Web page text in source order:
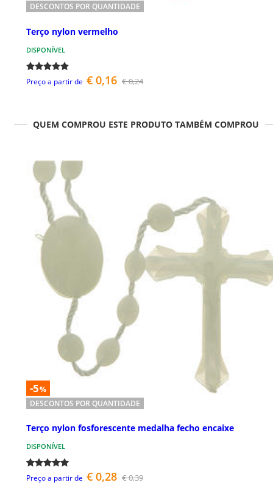
DESCONTOS POR QUANTIDADE
Terço nylon vermelho
DISPONÍVEL
Preço a partir de € 0,16 € 0,24
QUEM COMPROU ESTE PRODUTO TAMBÉM COMPROU
-5%
DESCONTOS POR QUANTIDADE
Terço nylon fosforescente medalha fecho encaixe
DISPONÍVEL
Preço a partir de € 0,28 € 0,39